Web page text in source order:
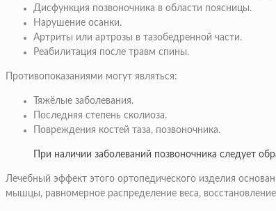
Дисфункция позвоночника в области поясницы.
Нарушение осанки.
Артриты или артрозы в тазобедренной части.
Реабилитация после травм спины.
Противопоказаниями могут являться:
Тяжёлые заболевания.
Последняя степень сколиоза.
Повреждения костей таза, позвоночника.
При наличии заболеваний позвоночника следует
Лечебный эффект этого ортопедического изделия
мышцы, равномерное распределение веса,